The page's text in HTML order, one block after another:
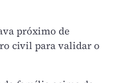
próximo de
civil para validar o